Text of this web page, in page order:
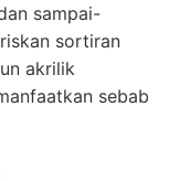
sampai-
sortiran
akrilik
sebab